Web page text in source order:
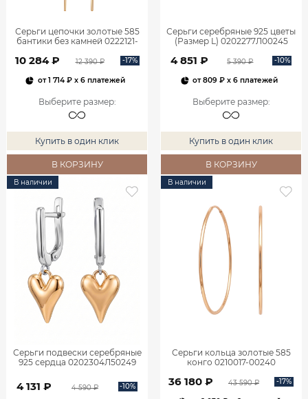
Серьги цепочки золотые 585
бантики без камней 0222121-
10 284 ₽ 12 390 ₽ -17%
от1 714 ₽x 6 платежей
Выберите размер:
Купить в один клик
В КОРЗИНУ
Серьги серебряные 925 цветы
(Размер L) 0202277Л00245
4 851 ₽ 5 390 ₽ -10%
от809 ₽ x 6 платежей
Выберите размер:
Купить в один клик
В КОРЗИНУ
В наличии
Серьги подвески серебряные
925 сердца 0202304Л50249
4 131 ₽ 4 590 ₽ -10%
В наличии
Серьги кольца золотые 585
конго 0210017-00240
36 180 ₽ 43 590 ₽ -17%